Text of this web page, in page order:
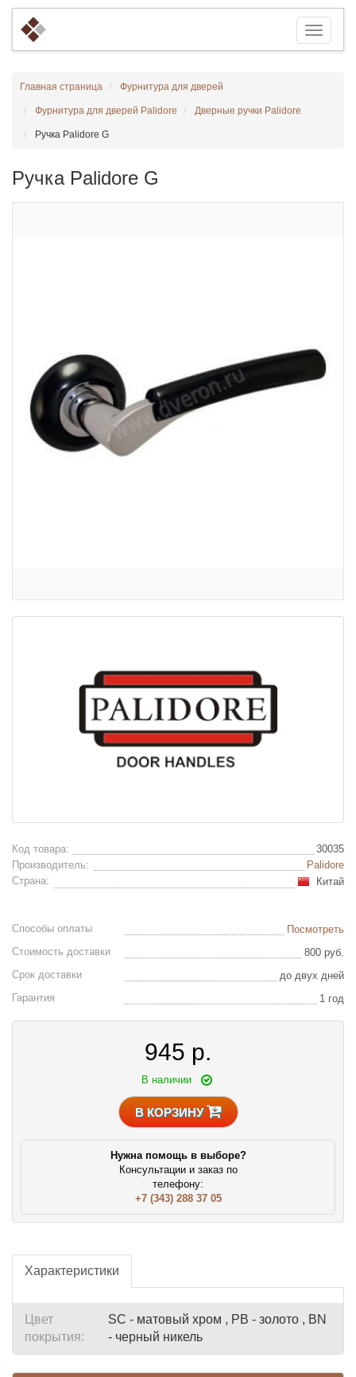
Главная страница Фурнитура для дверей
Фурнитура для дверей Palidore Дверные ручки Palidore
Ручка Palidore G
Ручка Palidore G
Код товара:
30035
Производитель:
Palidore
Страна:
Китай
Способы оплаты
Посмотреть
Стоимость доставки
800 руб.
Срок доставки
до двух дней
Гарантия
1 год
945 р.
В наличии
В КОРЗИНУ
Нужна помощь в выборе?
Консультации и заказ по
телефону:
+7 (343) 288 37 05
Характеристики
Цвет
покрытия:
SC - матовый хром , PB - золото , BN
- черный никель